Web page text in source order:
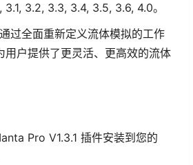
3.2, 3.3, 3.4, 3.5, 3.6, 4.0。
通过全面重新定义流体模拟的工作
户提供了更灵活、更高效的流体
Pro V1.3.1 插件安装到您的